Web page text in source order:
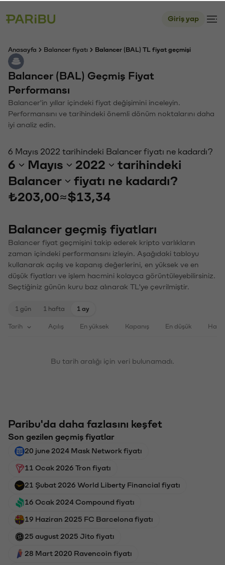
Giriş yap
Anasayfa Balancer fiyatı Balancer (BAL) TL fiyat geçmişi
Balancer (BAL) Geçmiş Fiyat
Performansı
Balancer'in yıllar içindeki fiyat değişimini inceleyin.
Performansını ve tarihindeki önemli dönüm noktalarını daha
iyi analiz edin.
6 Mayıs 2022 tarihindeki Balancer fiyatı ne kadardı?
6 Mayıs 2022
tarihindeki
Balancer
fiyatı ne kadardı?
₺203,00≈$13,34
Balancer geçmiş fiyatları
Balancer fiyat geçmişini takip ederek kripto varlıkların
zaman içindeki performansını izleyin. Aşağıdaki tabloyu
kullanarak açılış ve kapanış değerlerini, en yüksek ve en
düşük fiyatları ve işlem hacmini kolayca görüntüleyebilirsiniz.
Seçtiğiniz günün kuru baz alınarak TL'ye çevrilmiştir.
1 gün 1 hafta 1 ay
Tarih Açılış En yüksek Kapanış En düşük
Bu tarih aralığı için veri bulunamadı.
Paribu'da daha fazlasını keşfet
Son gezilen geçmiş fiyatlar
20 june 2024 Mask Network fiyatı
11 Ocak 2026 Tron fiyatı
21 Şubat 2026 World Liberty Financial fiyatı
16 Ocak 2024 Compound fiyatı
19 Haziran 2025 FC Barcelona fiyatı
25 august 2025 Jito fiyatı
28 Mart 2020 Ravencoin fiyatı